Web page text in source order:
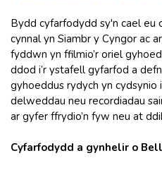
Bydd cyfarfodydd sy'n cael eu
cynnal yn Siambr y Cyngor ac
fyddwn yn ffilmio’r oriel
ddod i’r ystafell gyfarfod a
gyhoeddus rydych yn cydsynio
delweddau neu recordiadau
ar gyfer ffrydio’n fyw neu at
Cyfarfodydd a gynhelir o Bell